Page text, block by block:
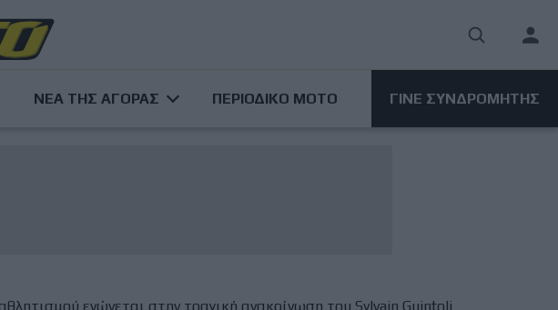
User
ΝΕΑ ΤΗΣ ΑΓΟΡΑΣ ΠΕΡΙΟΔΙΚΟ ΜΟΤΟ ΓΙΝΕ ΣΥΝΔΡΟΜΗΤΗΣ
ενώνεται στην τραγική ανακοίνωση του Sylvain Guintoli